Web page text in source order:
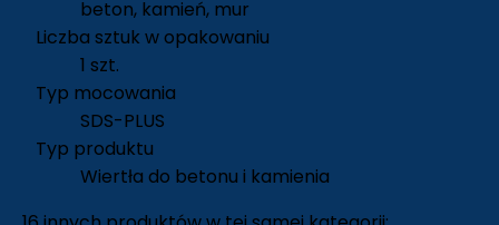
beton, kamień, mur
Liczba sztuk w opakowaniu
1 szt.
Typ mocowania
SDS-PLUS
Typ produktu
Wiertła do betonu i kamienia